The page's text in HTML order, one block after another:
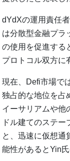
dYdXの運用責任
は分散型金融プラ
の使用を促進する
プロトコル双方に
現在、Defi市場で
独占的な地位を占
イーサリアムや他
ドル建てのステ
と、迅速に仮想通
能性があるとYin